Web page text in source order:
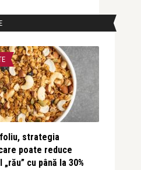
strategia
poate reduce
cu până la 30%